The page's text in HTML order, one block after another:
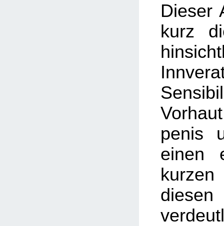
Dieser
kurz
penis
einen